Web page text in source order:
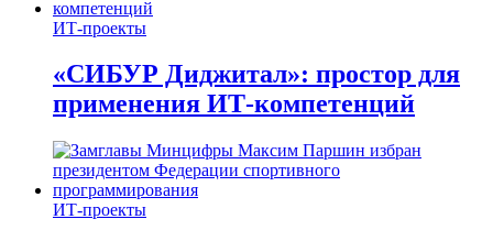
ИТ-проекты
«СИБУР Диджитал»: простор для
применения ИТ-компетенций
ИТ-проекты